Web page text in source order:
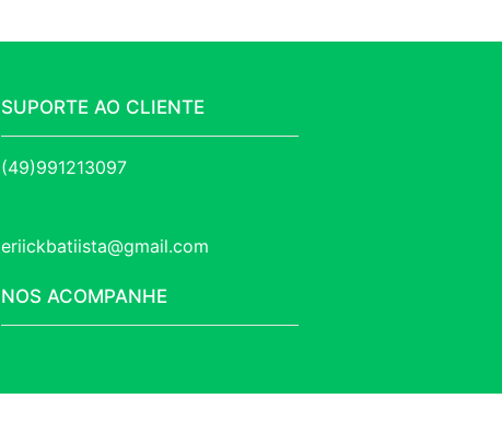
SUPORTE AO CLIENTE
(49)991213097
eriickbatiista@gmail.com
NOS ACOMPANHE